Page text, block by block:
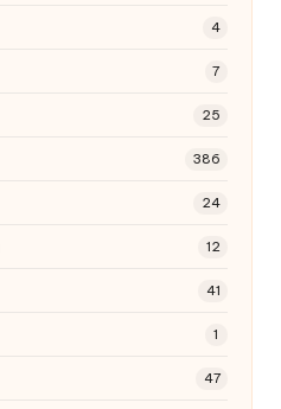
4
7
25
386
24
12
41
1
47